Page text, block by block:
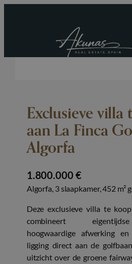
Exclusieve villa
aan La Finca
Algorfa
1.800.000 €
Algorfa, 3 slaapkamer, 452 m²
Deze exclusieve villa te
combineert
hoogwaardige afwerking
ligging direct aan de
uitzicht over de groene